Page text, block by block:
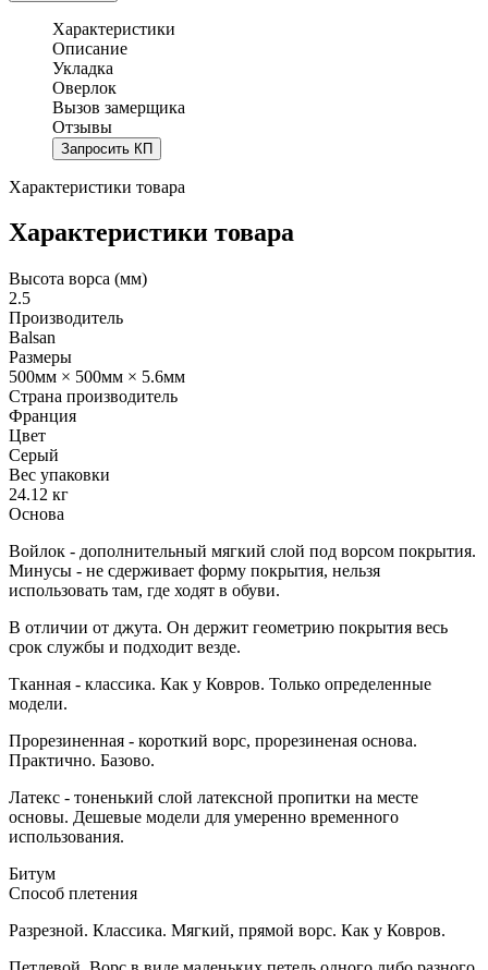
Характеристики
Описание
Укладка
Оверлок
Вызов замерщика
Отзывы
Запросить КП
Характеристики товара
Характеристики товара
Высота ворса (мм)
2.5
Производитель
Balsan
Размеры
500мм × 500мм × 5.6мм
Страна производитель
Франция
Цвет
Серый
Вес упаковки
24.12 кг
Основа
Войлок - дополнительный мягкий слой под ворсом покрытия.
Минусы - не сдерживает форму покрытия, нельзя
использовать там, где ходят в обуви.
В отличии от джута. Он держит геометрию покрытия весь
срок службы и подходит везде.
Тканная - классика. Как у Ковров. Только определенные
модели.
Прорезиненная - короткий ворс, прорезиненая основа.
Практично. Базово.
Латекс - тоненький слой латексной пропитки на месте
основы. Дешевые модели для умеренно временного
использования.
Битум
Способ плетения
Разрезной. Классика. Мягкий, прямой ворс. Как у Ковров.